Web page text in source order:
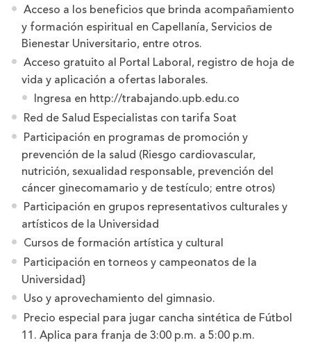
Acceso a los beneficios que brinda acompañamiento
y formación espiritual en Capellanía, Servicios de
Bienestar Universitario, entre otros.
Acceso gratuito al Portal Laboral, registro de hoja de
vida y aplicación a ofertas laborales.
Ingresa en http://trabajando.upb.edu.co
Red de Salud Especialistas con tarifa Soat
Participación en programas de promoción y
prevención de la salud (Riesgo cardiovascular,
nutrición, sexualidad responsable, prevención del
cáncer ginecomamario y de testículo; entre otros)
Participación en grupos representativos culturales y
artísticos de la Universidad
Cursos de formación artística y cultural
Participación en torneos y campeonatos de la
Universidad}
Uso y aprovechamiento del gimnasio.
Precio especial para jugar cancha sintética de Fútbol
11. Aplica para franja de 3:00 p.m. a 5:00 p.m.